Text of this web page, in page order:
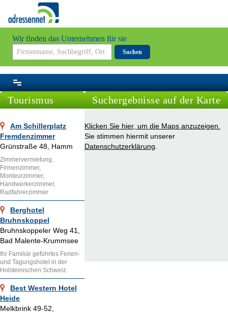
Wir finden das Unternehmen für sie
Suchen
Tourismus
Am Schillerplatz
Fremdenzimmer
Grünstraße 48, Hamm
Zimmervermietung,
Firmenzimmer,
Monteurzimmer,
Handwerkerzimmer,
Radfahrerzimmer
Berghotel
Bruhnskoppel
Bruhnskoppeler Weg 41,
Bad Malente-Krummsee
Ihr Familiär geführtes Ferien-
und Tagungshotel in der
Holsteinischen Schweiz.
Best Western Hotel
Heide
Melkbrink 49-52,
Suchergebnisse auf der Karte
Klicken Sie hier, um die Maps anzuzeigen.
Sie stimmen hiermit unserer
Datenschutzerklärung